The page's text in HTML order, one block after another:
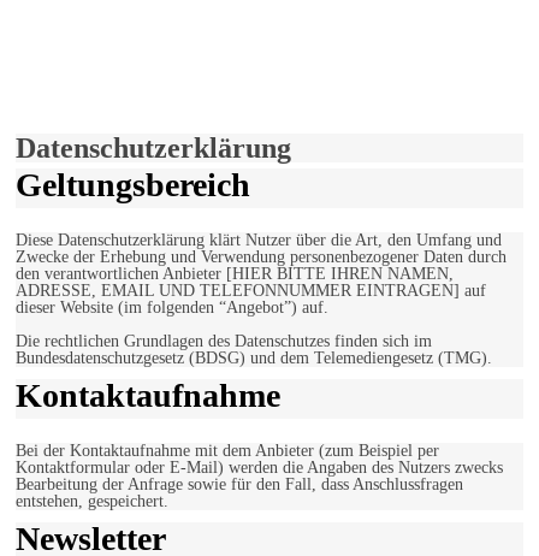
Datenschutzerklärung
Geltungsbereich
Diese Datenschutzerklärung klärt Nutzer über die Art, den Umfang und
Zwecke der Erhebung und Verwendung personenbezogener Daten durch
den verantwortlichen Anbieter [HIER BITTE IHREN NAMEN,
ADRESSE, EMAIL UND TELEFONNUMMER EINTRAGEN] auf
dieser Website (im folgenden “Angebot”) auf.
Die rechtlichen Grundlagen des Datenschutzes finden sich im
Bundesdatenschutzgesetz (BDSG) und dem Telemediengesetz (TMG).
Kontaktaufnahme
Bei der Kontaktaufnahme mit dem Anbieter (zum Beispiel per
Kontaktformular oder E-Mail) werden die Angaben des Nutzers zwecks
Bearbeitung der Anfrage sowie für den Fall, dass Anschlussfragen
entstehen, gespeichert.
Newsletter